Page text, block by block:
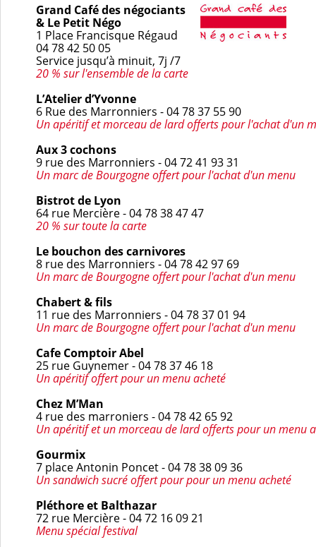
Grand Café des négociants
& Le Petit Négo
1 Place Francisque Régaud
04 78 42 50 05
Service jusqu’à minuit, 7j /7
20 % sur l'ensemble de la carte
L’Atelier d’Yvonne
6 Rue des Marronniers - 04 78 37 55 90
Un apéritif et morceau de lardofferts pour l'achat d'un
Aux 3 cochons
9 rue des Marronniers - 04 72 41 93 31
Un marc de Bourgogneoffert pour l'achat d'un menu
Bistrot de Lyon
64 rue Mercière - 04 78 38 47 47
20 % sur toute la carte
Le bouchon des carnivores
8 rue des Marronniers - 04 78 42 97 69
Un marc de Bourgogneoffert pour l'achat d'un menu
Chabert & fils
11 rue des Marronniers - 04 78 37 01 94
Un marc de Bourgogneoffert pour l'achat d'un menu
Cafe Comptoir Abel
25 rue Guynemer - 04 78 37 46 18
Un apéritifoffert pour un menu acheté
Chez M’Man
4 rue des marroniers - 04 78 42 65 92
Un apéritif et un morceau de lardofferts pour un menu
Gourmix
7 place Antonin Poncet - 04 78 38 09 36
Un sandwich sucré offert pourpour un menu acheté
Pléthore et Balthazar
72 rue Mercière - 04 72 16 09 21
Menu spécial festival